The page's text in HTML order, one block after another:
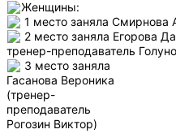
Женщины:
1 место заняла Смирнова
2 место заняла Егорова
тренер-преподаватель
3 место заняла
Гасанова Вероника
(тренер-
преподаватель
Рогозин Виктор)